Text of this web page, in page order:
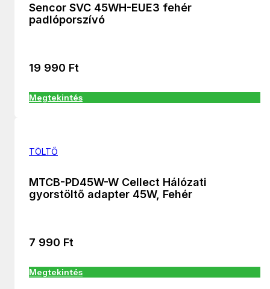
Sencor SVC 45WH-EUE3 fehér
padlóporszívó
19 990 Ft
Megtekintés
TÖLTŐ
MTCB-PD45W-W Cellect Hálózati
gyorstöltő adapter 45W, Fehér
7 990 Ft
Megtekintés